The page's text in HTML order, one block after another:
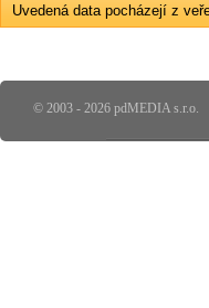
Uvedená data pocházejí z
© 2003 - 2026 pdMEDIA s.r.o.